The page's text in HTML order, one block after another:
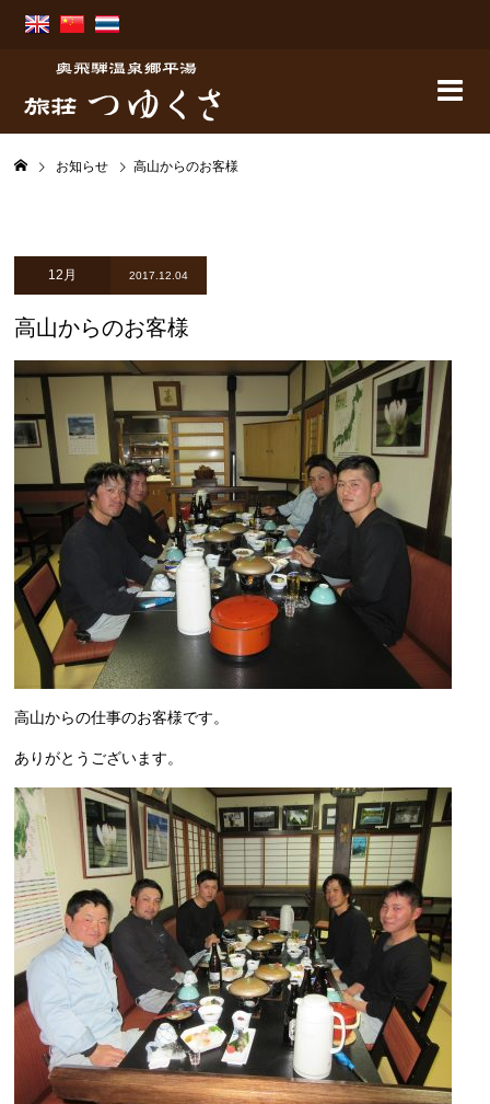
お知らせ 高山からのお客様
12月 2017.12.04
高山からのお客様
高山からの仕事のお客様です。
ありがとうございます。